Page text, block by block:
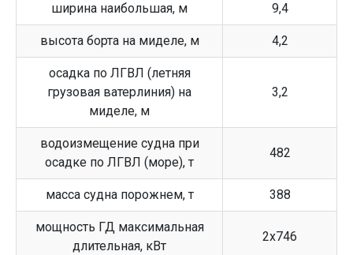
ширина наибольшая, м 9,4
высота борта на миделе, м 4,2
осадка по ЛГВЛ (летняя
грузовая ватерлиния) на
миделе, м
3,2
водоизмещение судна при
осадке по ЛГВЛ (море), т
482
масса судна порожнем, т 388
мощность ГД максимальная
длительная, кВт
2х746